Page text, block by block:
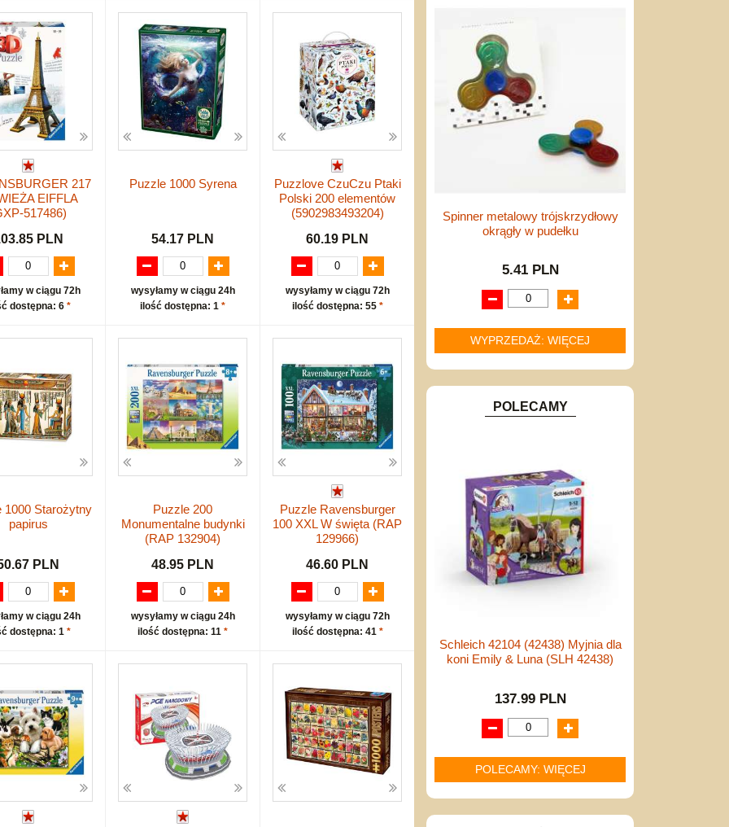
217
EIFFLA
517486)
PLN
w ciągu 72h
dostępna: 6 *
Puzzle 1000 Syrena
54.17 PLN
wysyłamy w ciągu 24h
ilość dostępna: 1 *
Puzzlove CzuCzu Ptaki
Polski 200 elementów
(5902983493204)
60.19 PLN
wysyłamy w ciągu 72h
ilość dostępna: 55 *
1000 Starożytny
papirus
PLN
w ciągu 24h
dostępna: 1 *
Puzzle 200
Monumentalne budynki
(RAP 132904)
48.95 PLN
wysyłamy w ciągu 24h
ilość dostępna: 11 *
Puzzle Ravensburger
100 XXL W święta (RAP
129966)
46.60 PLN
wysyłamy w ciągu 72h
ilość dostępna: 41 *
Spinner metalowy trójskrzydłowy
okrągły w pudełku
5.41 PLN
WYPRZEDAŻ: WIĘCEJ
POLECAMY
Schleich 42104 (42438) Myjnia dla
koni Emily & Luna (SLH 42438)
137.99 PLN
POLECAMY: WIĘCEJ